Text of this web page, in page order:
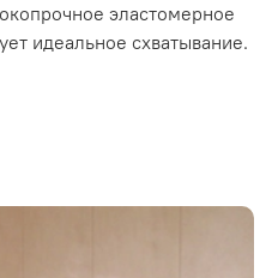
эластомерное
идеальное схватывание.